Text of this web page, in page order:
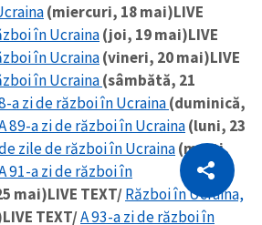
Copiază Link
(miercuri, 18 mai)LIVE
în Ucraina(joi, 19 mai)LIVE
în Ucraina(vineri, 20 mai)LIVE
în Ucraina(sâmbătă, 21
a zi de război în Ucraina(duminică,
89-a zi de război în Ucraina(luni, 23
zile de război în Ucraina(marți,
91-a zi de război în
mai)LIVE TEXT/Război în Ucraina,
LIVE TEXT/A 93-a zi de război în
Citește articolul